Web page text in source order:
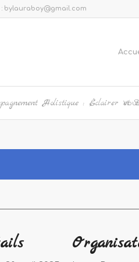
: bylauraboy@gmail.com
Holistique : Éclairer et